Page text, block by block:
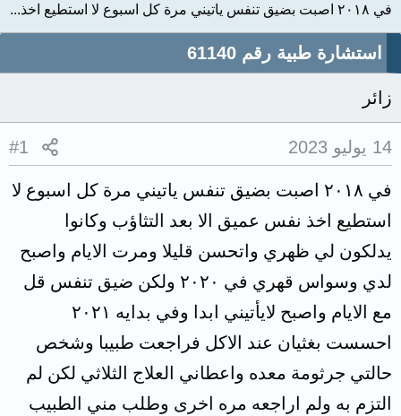
في ٢٠١٨ اصبت بضيق تنفس ياتيني مرة كل اسبوع لا استطيع اخذ...
استشارة طبية رقم 61140
زائر
14 يوليو 2023 #1
في ٢٠١٨ اصبت بضيق تنفس ياتيني مرة كل اسبوع لا
استطيع اخذ نفس عميق الا بعد التثاؤب وكانوا
يدلكون لي ظهري واتحسن قليلا ومرت الايام واصبح
لدي وسواس قهري في ٢٠٢٠ ولكن ضيق تنفس قل
مع الايام واصبح لايأتيني ابدا وفي بدايه ٢٠٢١
احسست بغثيان عند الاكل فراجعت طبيبا وشخص
حالتي جرثومة معده واعطاني العلاج الثلاثي لكن لم
التزم به ولم اراجعه مره اخرى وطلب مني الطبيب